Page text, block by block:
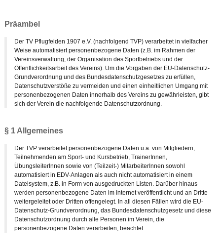
Präambel
Der TV Pflugfelden 1907 e.V. (nachfolgend TVP) verarbeitet in vielfacher
Weise automatisiert personenbezogene Daten (z.B. im Rahmen der
Vereinsverwaltung, der Organisation des Sportbetriebs und der
Öffentlichkeitsarbeit des Vereins). Um die Vorgaben der EU-Datenschutz-
Grundverordnung und des Bundesdatenschutzgesetzes zu erfüllen,
Datenschutzverstöße zu vermeiden und einen einheitlichen Umgang mit
personenbezogenen Daten innerhalb des Vereins zu gewährleisten, gibt
sich der Verein die nachfolgende Datenschutzordnung.
§ 1 Allgemeines
Der TVP verarbeitet personenbezogene Daten u.a. von Mitgliedern,
Teilnehmenden am Sport- und Kursbetrieb, TrainerInnen,
ÜbungsleiterInnen sowie von (Teilzeit-) MitarbeiterInnen sowohl
automatisiert in EDV-Anlagen als auch nicht automatisiert in einem
Dateisystem, z.B. in Form von ausgedruckten Listen. Darüber hinaus
werden personenbezogene Daten im Internet veröffentlicht und an Dritte
weitergeleitet oder Dritten offengelegt. In all diesen Fällen wird die EU-
Datenschutz-Grundverordnung, das Bundesdatenschutzgesetz und diese
Datenschutzordnung durch alle Personen im Verein, die
personenbezogene Daten verarbeiten, beachtet.